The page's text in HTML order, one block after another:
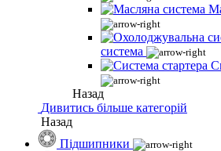
система
Назад
Дивитись більше категорій
Назад
Підшипники